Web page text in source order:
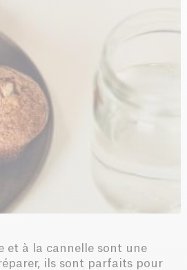
et à la cannelle sont une
ils sont parfaits pour